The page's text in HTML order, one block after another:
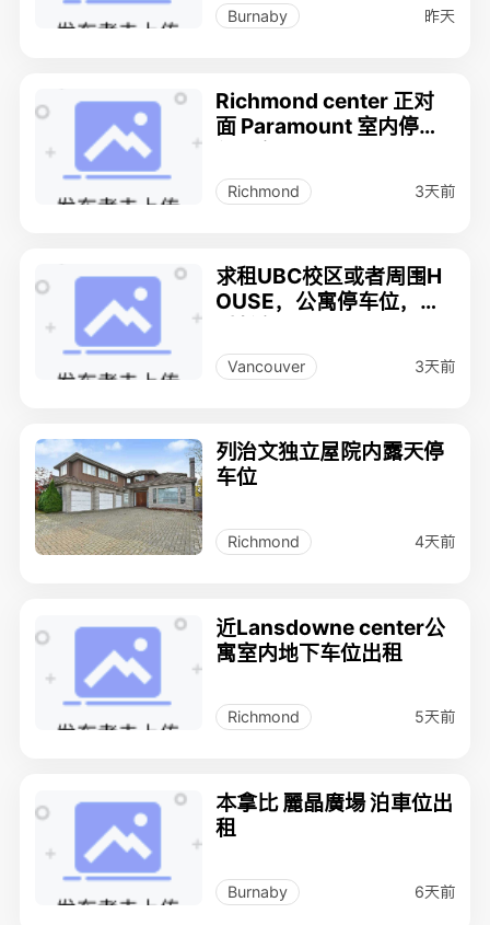
Burnaby 昨天
Richmond center 正对
面 Paramount 室内停车
Richmond 3天前
求租UBC校区或者周围H
OUSE，公寓停车位，可
Vancouver 3天前
列治文独立屋院内露天停
车位
Richmond 4天前
近Lansdowne center公
寓室内地下车位出租
Richmond 5天前
本拿比 麗晶廣場 泊車位出
租
Burnaby 6天前